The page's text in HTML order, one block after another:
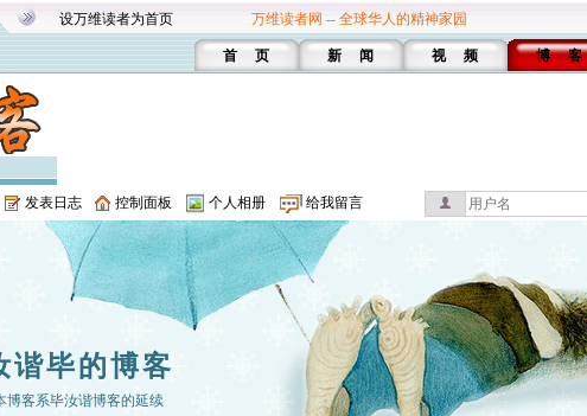
设万维读者为首页 万维读者网 -- 全球华人的精神家园
首 页 新 闻 视 频 博 客
发表日志 控制面板 个人相册 给我留言
谐毕的博客
博客系毕汝谐博客的延续